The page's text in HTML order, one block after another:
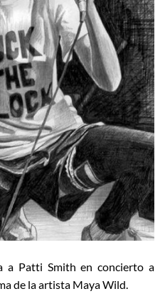
a Patti Smith en concierto a
de la artista Maya Wild.